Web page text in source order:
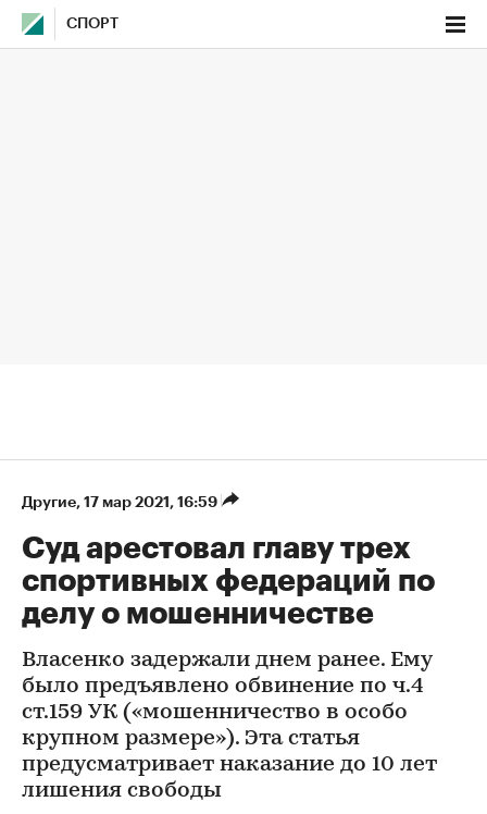
СПОРТ
Другие⁠, 17 мар 2021, 16:59
Суд арестовал главу трех
спортивных федераций по
делу о мошенничестве
Власенко задержали днем ранее. Ему
было предъявлено обвинение по ч.4
ст.159 УК («мошенничество в особо
крупном размере»). Эта статья
предусматривает наказание до 10 лет
лишения свободы